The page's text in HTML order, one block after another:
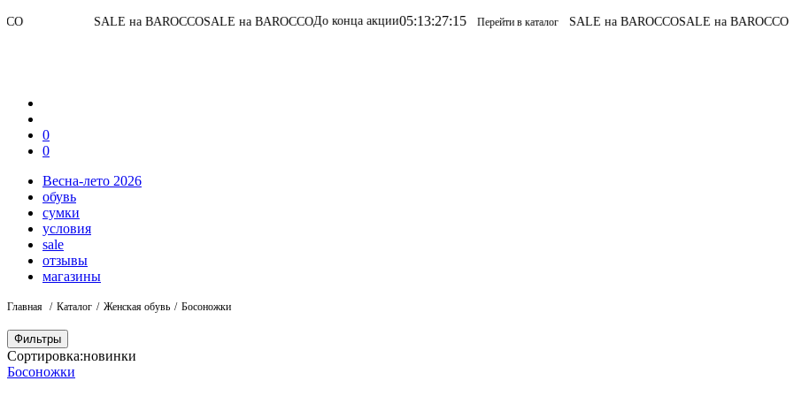
SALE на BAROCCOSALE на BAROCCOДо конца акции05:13 :27:15 Перейти в каталог SALE на BAROCCOSALE на BAROCCO
0
0
Весна-лето 2026
обувь
сумки
условия
sale
отзывы
магазины
Главная Каталог Женская обувь Босоножки
Фильтры
Сортировка:новинки
Босоножки